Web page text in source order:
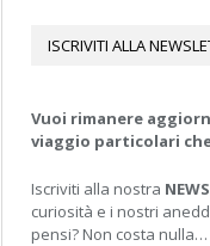
ISCRIVITI ALLA
Vuoi rimanere
viaggio particolari
Iscriviti alla nostra
curiosità e i nostri
pensi? Non costa